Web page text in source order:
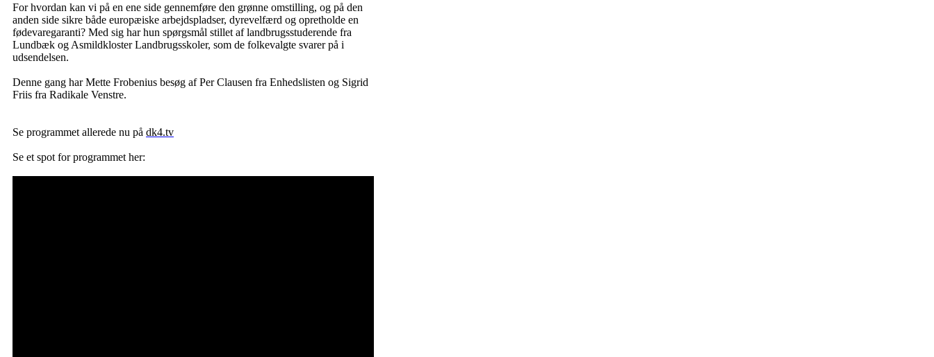
For hvordan kan vi på en ene side gennemføre den grønne omstilling, og på den
anden side sikre både europæiske arbejdspladser, dyrevelfærd og opretholde en
fødevaregaranti? Med sig har hun spørgsmål stillet af landbrugsstuderende fra
Lundbæk og Asmildkloster Landbrugsskoler, som de folkevalgte svarer på i
udsendelsen.
Denne gang har Mette Frobenius besøg af Per Clausen fra Enhedslisten og Sigrid
Friis fra Radikale Venstre.
Se programmet allerede nu på dk4.tv
Se et spot for programmet her: